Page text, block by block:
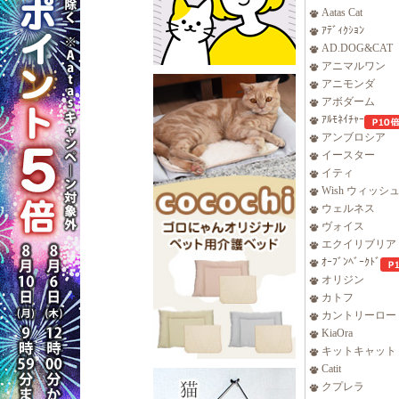
Aatas Cat
ｱﾃﾞｨｸｼｮﾝ
AD.DOG&CAT
アニマルワン
アニモンダ
アボダーム
ｱﾙﾓﾈｲﾁｬｰ
アンブロシア
イースター
イティ
Wish ウィッシュ
ウェルネス
ヴォイス
エクイリブリア
ｵｰﾌﾞﾝﾍﾞｰｸﾄﾞ
オリジン
カトフ
カントリーロー
KiaOra
キットキャット
Catit
クプレラ